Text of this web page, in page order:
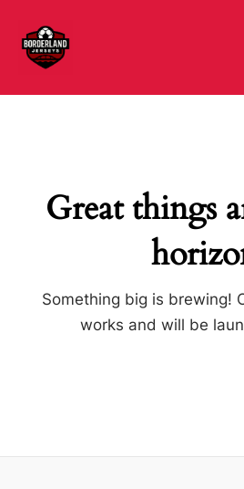
contenido
Great things
Something big is brewing!
works and will be